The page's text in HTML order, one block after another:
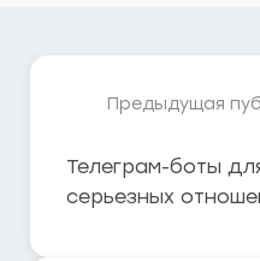
Предыдущая
Телеграм-боты
серьезных